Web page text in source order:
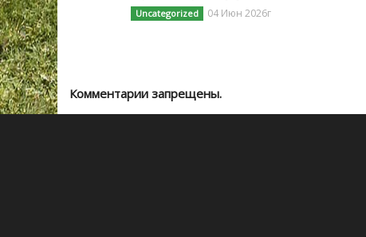
Uncategorized 04 Июн 2026г
Комментарии запрещены.